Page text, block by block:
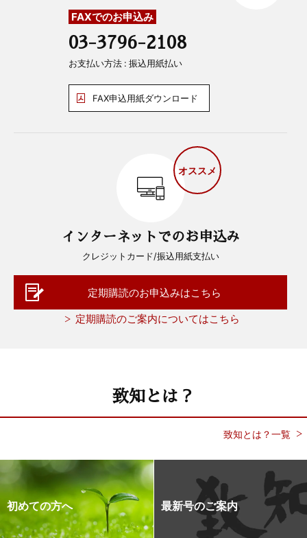
FAXでのお申込み
03-3796-2108
お支払い方法 : 振込用紙払い
FAX申込用紙ダウンロード
オススメ
インターネットでのお申込み
クレジットカード/振込用紙支払い
定期購読のお申込みはこちら
定期購読のご案内についてはこちら
致知とは？
致知とは？一覧
初めての方へ 最新号のご案内